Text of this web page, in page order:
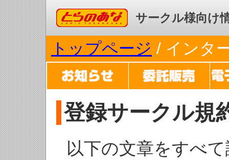
コミックとらのあな サークル様向け
トップページ / インタ
登録サークル規
以下の文章をすべ